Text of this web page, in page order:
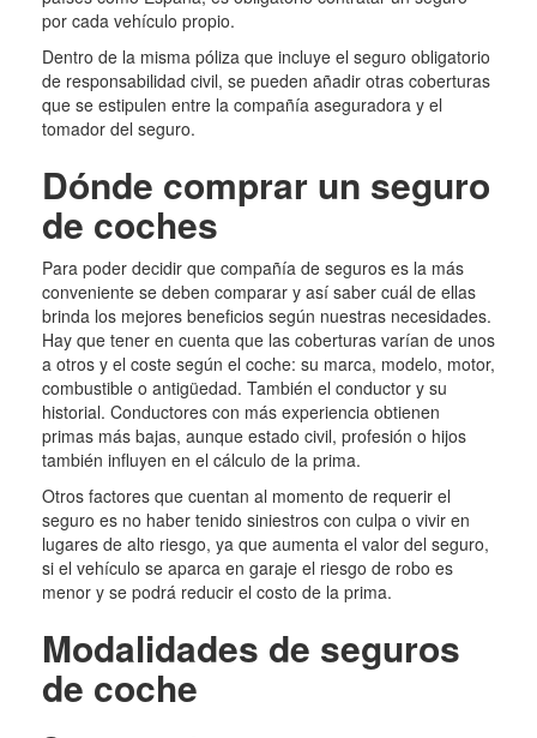
por cada vehículo propio.
Dentro de la misma póliza que incluye el seguro obligatorio
de responsabilidad civil, se pueden añadir otras coberturas
que se estipulen entre la compañía aseguradora y el
tomador del seguro.
Dónde comprar un seguro
de coches
Para poder decidir que compañía de seguros es la más
conveniente se deben comparar y así saber cuál de ellas
brinda los mejores beneficios según nuestras necesidades.
Hay que tener en cuenta que las coberturas varían de unos
a otros y el coste según el coche: su marca, modelo, motor,
combustible o antigüedad. También el conductor y su
historial. Conductores con más experiencia obtienen
primas más bajas, aunque estado civil, profesión o hijos
también influyen en el cálculo de la prima.
Otros factores que cuentan al momento de requerir el
seguro es no haber tenido siniestros con culpa o vivir en
lugares de alto riesgo, ya que aumenta el valor del seguro,
si el vehículo se aparca en garaje el riesgo de robo es
menor y se podrá reducir el costo de la prima.
Modalidades de seguros
de coche